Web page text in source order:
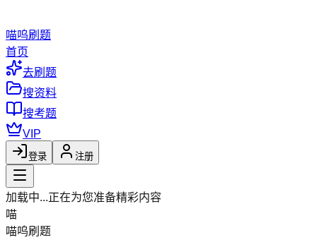
喵呜刷题
首页
去刷题
搜资料
搜考题
VIP
登录 注册
加载中...正在为您准备精彩内容
喵
喵呜刷题